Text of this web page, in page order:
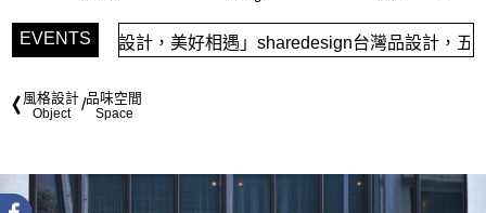
EVENTS
，美好相遇」sharedesign台灣品設計，五大特色主題，簡
風格設計
Object
品味空間
Space